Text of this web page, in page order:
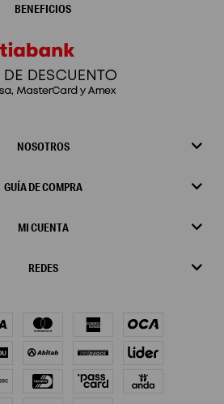
NOSOTROS
GUÍA DE COMPRA
MI CUENTA
REDES
BENEFICIOS